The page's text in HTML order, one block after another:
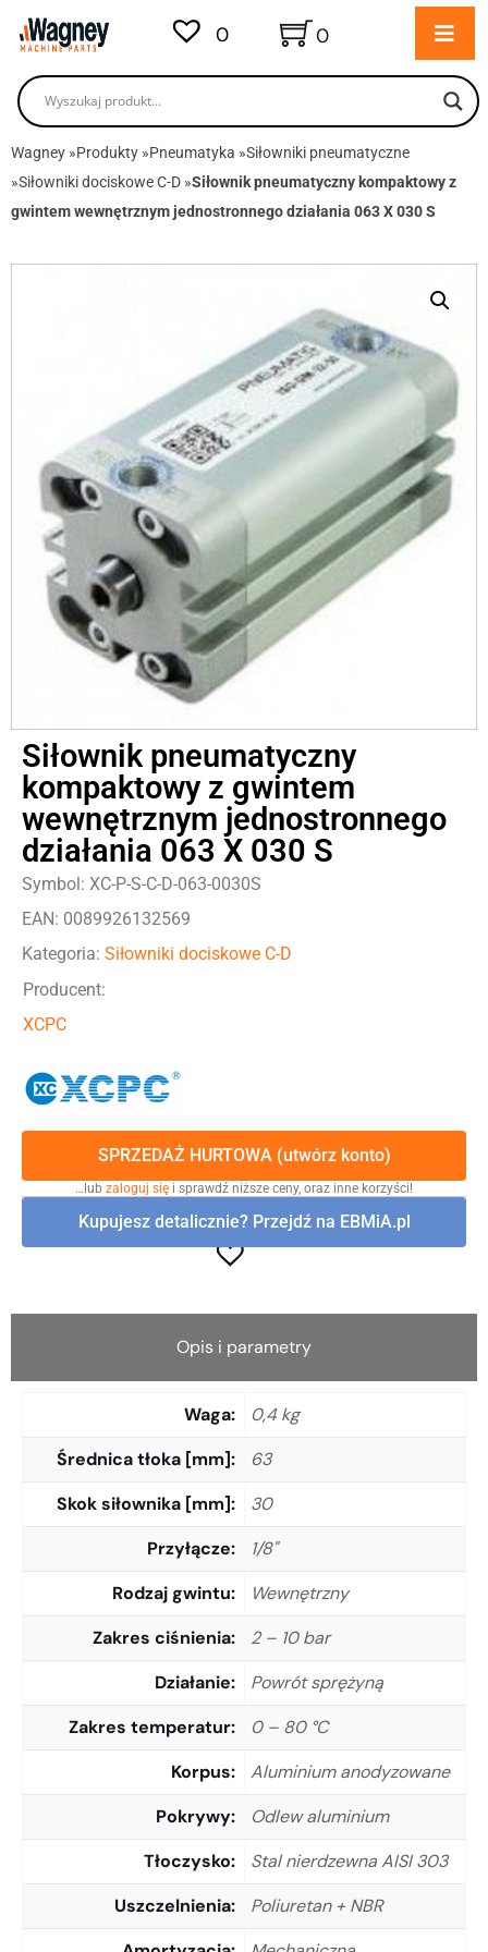
0 0
Wagney »Produkty »Pneumatyka »Siłowniki pneumatyczne
»Siłowniki dociskowe C-D »Siłownik pneumatyczny kompaktowy z
gwintem wewnętrznym jednostronnego działania 063 X 030 S
Siłownik pneumatyczny
kompaktowy z gwintem
wewnętrznym jednostronnego
działania 063 X 030 S
Symbol: XC-P-S-C-D-063-0030S
EAN: 0089926132569
Kategoria: Siłowniki dociskowe C-D
Producent:
XCPC
SPRZEDAŻ HURTOWA (utwórz konto)
…lub zaloguj się i sprawdź niższe ceny, oraz inne korzyści!
Kupujesz detalicznie? Przejdź na EBMiA.pl
Opis i parametry
Waga
0,4 kg
Średnica tłoka [mm]
63
Skok siłownika [mm]
30
Przyłącze
1/8"
Rodzaj gwintu
Wewnętrzny
Zakres ciśnienia
2 – 10 bar
Działanie
Powrót sprężyną
Zakres temperatur
0 – 80 °C
Korpus
Aluminium anodyzowane
Pokrywy
Odlew aluminium
Tłoczysko
Stal nierdzewna AISI 303
Uszczelnienia
Poliuretan + NBR